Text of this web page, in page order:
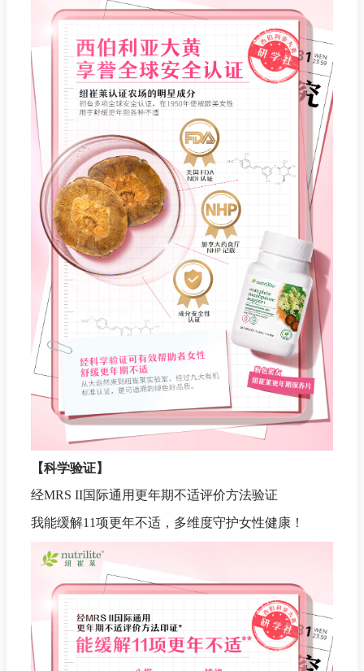
【科学验证】
经MRS II国际通用更年期不适评价方法验证
我能缓解11项更年不适，多维度守护女性健康！